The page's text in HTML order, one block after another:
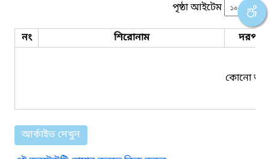
পৃষ্ঠা আইটেম
নং শিরোনাম দরপত্র
কোনো তথ্য
আর্কাইভ দেখুন